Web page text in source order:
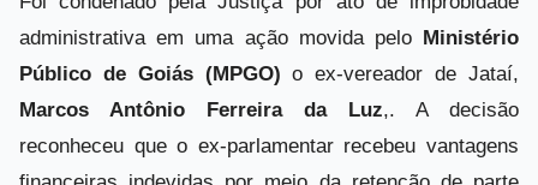
administrativa em uma ação movida pelo
Ministério
Público de Goiás (MPGO)o ex-vereador de Jataí,
Marcos Antônio Ferreira da Luz,. A decisão
reconheceu que o ex-parlamentar recebeu vantagens